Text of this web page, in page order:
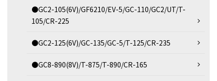
●GC2-105(6V)/GF6210/EV-5/GC-110/GC2/UT/T-
105/CR-225
●GC2-125(6V)/GC-135/GC-5/T-125/CR-235
●GC8-890(8V)/T-875/T-890/CR-165